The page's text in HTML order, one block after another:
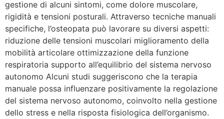
gestione di alcuni sintomi, come dolore muscolare,
rigidità e tensioni posturali. Attraverso tecniche manuali
specifiche, l’osteopata può lavorare su diversi aspetti:
riduzione delle tensioni muscolari miglioramento della
mobilità articolare ottimizzazione della funzione
respiratoria supporto all’equilibrio del sistema nervoso
autonomo Alcuni studi suggeriscono che la terapia
manuale possa influenzare positivamente la regolazione
del sistema nervoso autonomo, coinvolto nella gestione
dello stress e nella risposta fisiologica dell’organismo.